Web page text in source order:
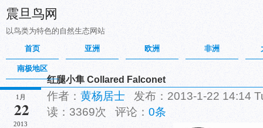
震旦鸟网
以鸟类为特色的自然生态网站
首页
亚洲 欧洲 非洲
南极地区
1月
22
2013
红腿小隼 Collared Falconet
作者： 黄杨居士 发布：2013-1-22 14:14
读：3369次 评论： 0条